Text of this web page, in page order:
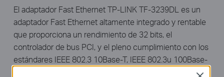
El adaptador Fast Ethernet TP-LINK TF-3239DL es un
adaptador Fast Ethernet altamente integrado y rentable
que proporciona un rendimiento de 32 bits, el
controlador de bus PCI, y el pleno cumplimiento con los
estándares IEEE 802.3 10Base-T, IEEE 802.3u 100Base-